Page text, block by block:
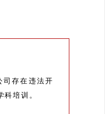
存在违法开
培训。